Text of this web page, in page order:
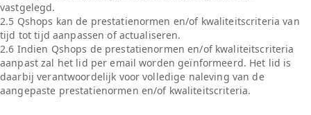
vastgelegd.
2.5 Qshops kan de prestatienormen en/of kwaliteitscriteria van
tijd tot tijd aanpassen of actualiseren.
2.6 Indien Qshops de prestatienormen en/of kwaliteitscriteria
aanpast zal het lid per email worden geïnformeerd. Het lid is
daarbij verantwoordelijk voor volledige naleving van de
aangepaste prestatienormen en/of kwaliteitscriteria.